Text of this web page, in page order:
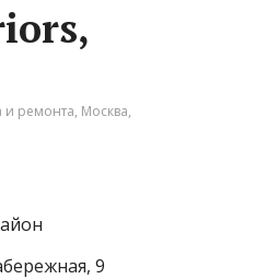
и ремонта, Москва,
9